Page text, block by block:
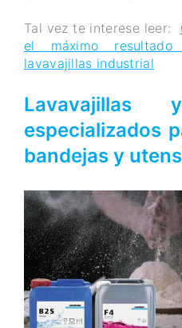
Tal vez te interese leer:
el máximo
lavavajillas industrial
Lavavajillas
especializados
bandejas y